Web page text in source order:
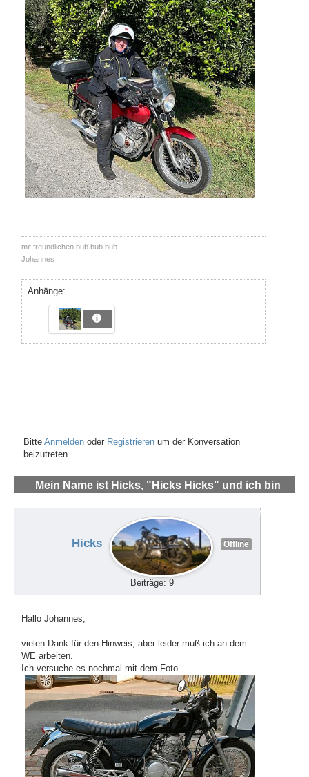
mit freundlichen bub bub bub
Johannes
Anhänge:
Bitte Anmelden oder Registrieren um der Konversation
beizutreten.
Mein Name ist Hicks, "Hicks Hicks" und ich bin
#71235
Hicks Offline
Beiträge: 9
Hallo Johannes,
vielen Dank für den Hinweis, aber leider muß ich an dem
WE arbeiten.
Ich versuche es nochmal mit dem Foto.